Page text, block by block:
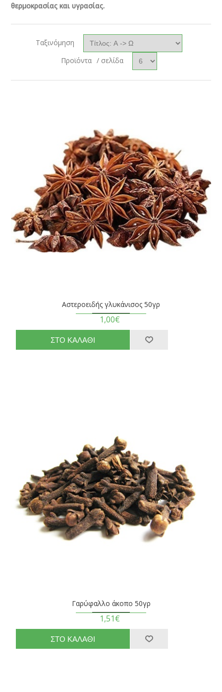
θερμοκρασίας και υγρασίας.
Ταξινόμηση
Προϊόντα / σελίδα
Αστεροειδής γλυκάνισος 50γρ
1,00€
Γαρύφαλλο άκοπο 50γρ
1,51€